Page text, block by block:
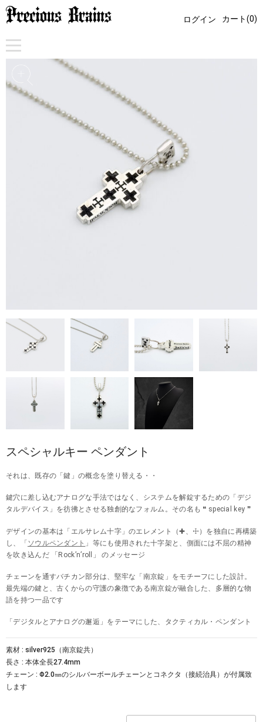
ログイン カート(0)
スペシャルキー ペンダント
それは、既存の「鍵」の概念を塗り替える・・
鍵穴に差し込むアナログな手法ではなく、システムを解錠するための「デジ
タルデバイス」を彷彿とさせる独創的なフォルム。その名も ❝ special key ❞
デザインの基本は「エルサレム十字」のエレメント（✚、☩）を独自に再構築
し、「ソウルペンダント 」等にも使用された十字架と、側面には不屈の精神
を吹き込んだ 「Rock’n’roll」 のメッセージ
チェーンを通すバチカン部分は、堅牢な「南京錠」をモチーフにした設計。
最先端の鍵と、古くからの守護の象徴である南京錠が融合した、多層的な物
語を持つ一品です
「デジタルとアナログの邂逅」をテーマにした、タクティカル・ペンダント
素材 : silver925（南京錠共）
長さ : 本体全長27.4mm
チェーン : Φ2.0㎜のシルバーボールチェーンとコネクタ（接続治具）が付属致
します